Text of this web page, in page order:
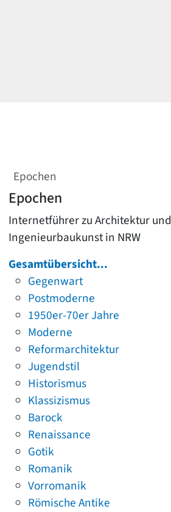
Epochen
Epochen
Internetführer zu Architektur und
Ingenieurbaukunst in NRW
Gesamtübersicht...
Gegenwart
Postmoderne
1950er-70er Jahre
Moderne
Reformarchitektur
Jugendstil
Historismus
Klassizismus
Barock
Renaissance
Gotik
Romanik
Vorromanik
Römische Antike